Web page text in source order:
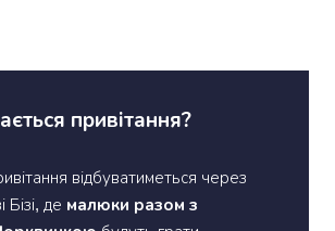
привітання?
відбуватиметься через
Бізі, де малюки разом з